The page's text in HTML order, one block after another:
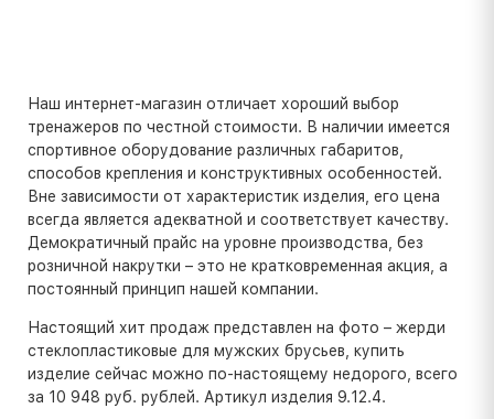
Наш интернет-магазин отличает хороший выбор
тренажеров по честной стоимости. В наличии имеется
спортивное оборудование различных габаритов,
способов крепления и конструктивных особенностей.
Вне зависимости от характеристик изделия, его цена
всегда является адекватной и соответствует качеству.
Демократичный прайс на уровне производства, без
розничной накрутки – это не кратковременная акция, а
постоянный принцип нашей компании.
Настоящий хит продаж представлен на фото – жерди
стеклопластиковые для мужских брусьев, купить
изделие сейчас можно по-настоящему недорого, всего
за 10 948 руб. рублей. Артикул изделия 9.12.4.